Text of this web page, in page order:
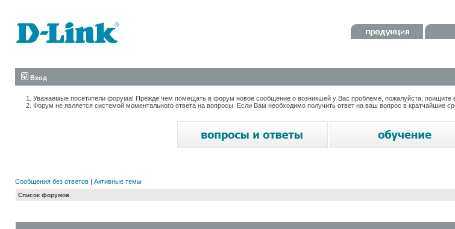
Вход
Уважаемые посетители форума! Прежде чем помещать в форум новое сообщение о возникшей у Вас проблеме, пожалуйста, поищите
Форум не является системой моментального ответа на вопросы. Если Вам необходимо получить ответ на ваш вопрос в кратчайшие
Сообщения без ответов | Активные темы
Список форумов